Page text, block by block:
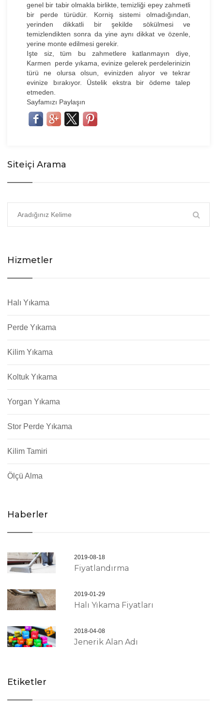
genel bir tabir olmakla birlikte, temizliği epey zahmetli
bir perde türüdür. Korniş sistemi olmadığından,
yerinden dikkatli bir şekilde sökülmesi ve
temizlendikten sonra da yine aynı dikkat ve özenle,
yerine monte edilmesi gerekir.
Işte siz, tüm bu zahmetlere katlanmayın diye,
Karmen perde yıkama, evinize gelerek perdelerinizin
türü ne olursa olsun, evinizden alıyor ve tekrar
evinize bırakıyor. Üstelik ekstra bir ödeme talep
etmeden.
Sayfamızı Paylaşın
Siteiçi Arama
Hizmetler
Halı Yıkama
Perde Yıkama
Kilim Yıkama
Koltuk Yıkama
Yorgan Yıkama
Stor Perde Yıkama
Kilim Tamiri
Ölçü Alma
Haberler
2019-08-18
Fiyatlandırma
2019-01-29
Halı Yıkama Fiyatları
2018-04-08
Jenerik Alan Adı
Etiketler